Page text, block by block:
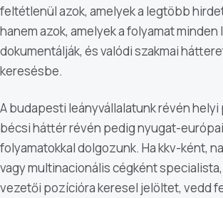
feltétlenül azok, amelyek a legtöbb
hanem azok, amelyek a folyamat
dokumentálják, és valódi szakmai
keresésbe.
A budapesti leányvállalatunk révén
bécsi háttér révén pedig nyugat-
folyamatokkal dolgozunk. Ha kkv-ként,
vagy multinacionális cégként
vezetői pozícióra keresel jelöltet, vedd